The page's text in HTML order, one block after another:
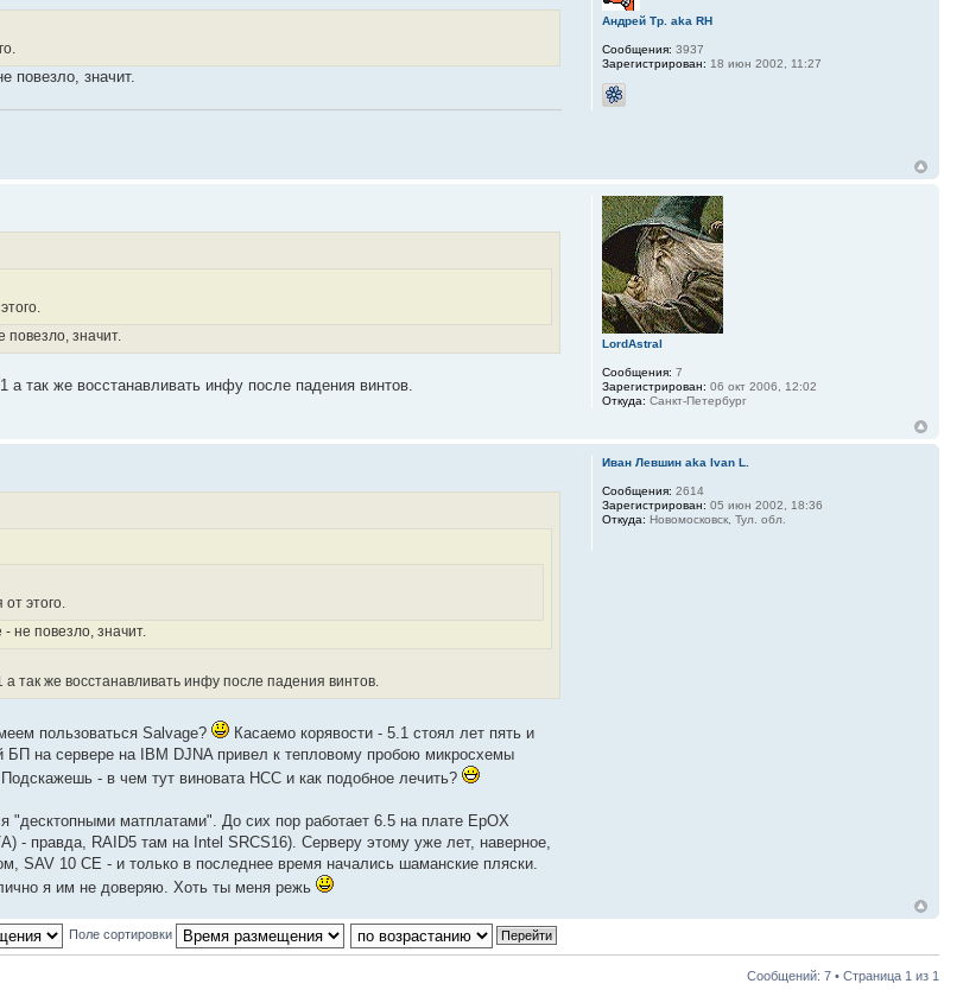
повезло, значит.
Андрей Тр. aka RH
Сообщения: 3937
Зарегистрирован: 18 июн 2002, 11:27
значит.
так же восстанавливать инфу после падения винтов.
LordAstral
Сообщения: 7
Зарегистрирован: 06 окт 2006, 12:02
Откуда: Санкт-Петербург
этого.
не повезло, значит.
же восстанавливать инфу после падения винтов.
пользоваться Salvage?
Касаемо корявости - 5.1 стоял лет пять и
на сервере на IBM DJNA привел к тепловому пробою микросхемы
- в чем тут виновата НСС и как подобное лечить?
"десктопными матплатами". До сих пор работает 6.5 на плате EpOX
правда, RAID5 там на Intel SRCS16). Серверу этому уже лет, наверное,
10 CE - и только в последнее время начались шаманские пляски.
я им не доверяю. Хоть ты меня режь
Иван Левшин aka Ivan L.
Сообщения: 2614
Зарегистрирован: 05 июн 2002, 18:36
Откуда: Новомосковск, Тул. обл.
Поле сортировки
Сообщений: 7 • Страница 1 из 1